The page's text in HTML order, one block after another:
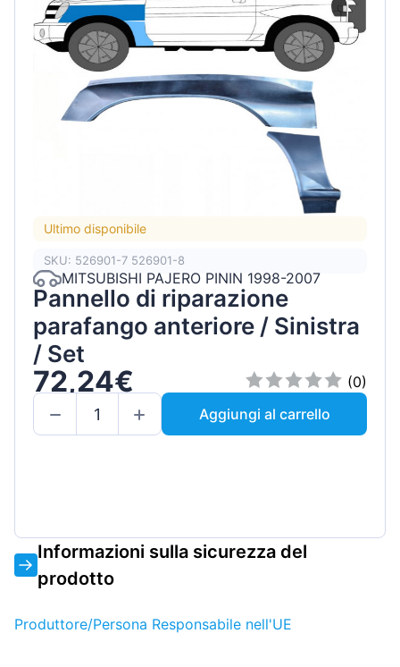
Ultimo disponibile
SKU: 526901-7 526901-8
MITSUBISHI PAJERO PININ 1998-2007
Pannello di riparazione
parafango anteriore / Sinistra
/ Set
72,24€
(0)
Aggiungi al carrello
Informazioni sulla sicurezza del
prodotto
Produttore/Persona Responsabile nell'UE